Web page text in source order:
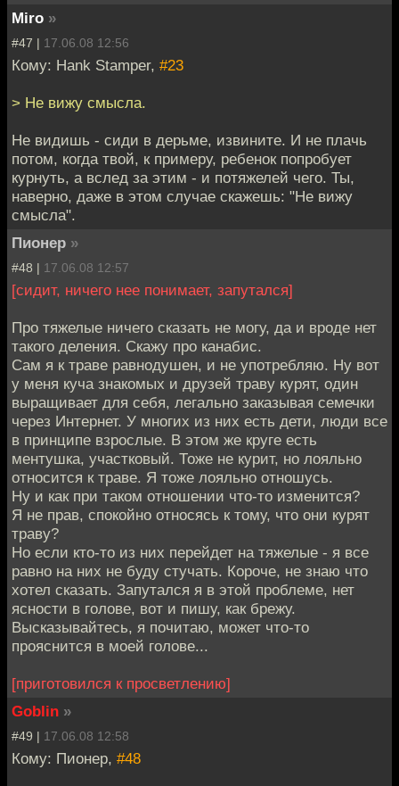
Miro »
#47 | 17.06.08 12:56
Кому: Hank Stamper, #23
> Не вижу смысла.
Не видишь - сиди в дерьме, извините. И не плачь
потом, когда твой, к примеру, ребенок попробует
курнуть, а вслед за этим - и потяжелей чего. Ты,
наверно, даже в этом случае скажешь: "Не вижу
смысла".
Пионер »
#48 | 17.06.08 12:57
[сидит, ничего нее понимает, запутался]
Про тяжелые ничего сказать не могу, да и вроде нет
такого деления. Скажу про канабис.
Сам я к траве равнодушен, и не употребляю. Ну вот
у меня куча знакомых и друзей траву курят, один
выращивает для себя, легально заказывая семечки
через Интернет. У многих из них есть дети, люди все
в принципе взрослые. В этом же круге есть
ментушка, участковый. Тоже не курит, но лояльно
относится к траве. Я тоже лояльно отношусь.
Ну и как при таком отношении что-то изменится?
Я не прав, спокойно относясь к тому, что они курят
траву?
Но если кто-то из них перейдет на тяжелые - я все
равно на них не буду стучать. Короче, не знаю что
хотел сказать. Запутался я в этой проблеме, нет
ясности в голове, вот и пишу, как брежу.
Высказывайтесь, я почитаю, может что-то
прояснится в моей голове...
[приготовился к просветлению]
Goblin »
#49 | 17.06.08 12:58
Кому: Пионер, #48